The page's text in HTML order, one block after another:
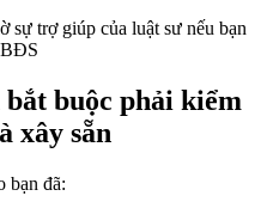
sự trợ giúp của luật sư nếu bạn
BĐS
buộc phải kiểm
xây sẵn
bạn đã: